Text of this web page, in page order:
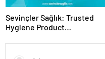
Sevinçler Sağlık: Trusted
Hygiene Product